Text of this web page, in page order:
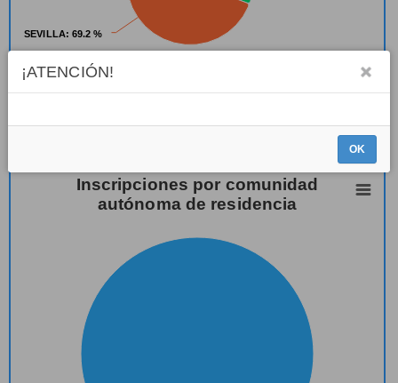
SEVILLA: 69.2 %
SEVILLA: 69.2 %
Inscripciones por comunidad
autónoma de residencia
¡ATENCIÓN!
OK